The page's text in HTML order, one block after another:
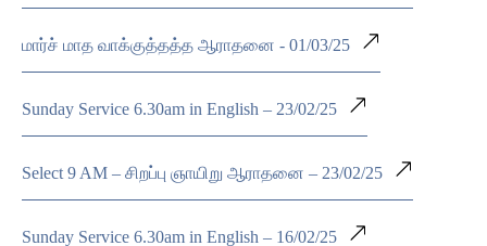
மார்ச் மாத வாக்குத்தத்த ஆராதனை - 01/03/25
Sunday Service 6.30am in English – 23/02/25
Select 9 AM – சிறப்பு ஞாயிறு ஆராதனை – 23/02/25
Sunday Service 6.30am in English – 16/02/25